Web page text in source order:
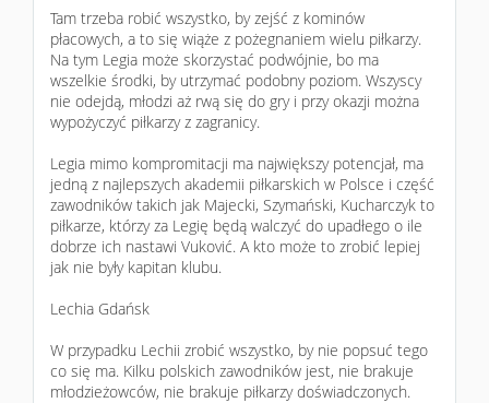
Tam trzeba robić wszystko, by zejść z kominów
płacowych, a to się wiąże z pożegnaniem wielu piłkarzy.
Na tym Legia może skorzystać podwójnie, bo ma
wszelkie środki, by utrzymać podobny poziom. Wszyscy
nie odejdą, młodzi aż rwą się do gry i przy okazji można
wypożyczyć piłkarzy z zagranicy.
Legia mimo kompromitacji ma największy potencjał, ma
jedną z najlepszych akademii piłkarskich w Polsce i część
zawodników takich jak Majecki, Szymański, Kucharczyk to
piłkarze, którzy za Legię będą walczyć do upadłego o ile
dobrze ich nastawi Vuković. A kto może to zrobić lepiej
jak nie były kapitan klubu.
Lechia Gdańsk
W przypadku Lechii zrobić wszystko, by nie popsuć tego
co się ma. Kilku polskich zawodników jest, nie brakuje
młodzieżowców, nie brakuje piłkarzy doświadczonych.